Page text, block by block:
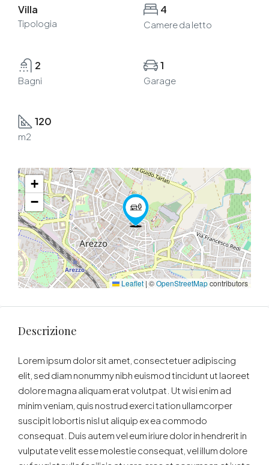
Villa
Tipologia
4
Camere da letto
2
Bagni
1
Garage
120
m2
+
−
Leaflet | ©OpenStreetMapcontributors
Descrizione
Lorem ipsum dolor sit amet, consectetuer adipiscing
elit, sed diam nonummy nibh euismod tincidunt ut laoreet
dolore magna aliquam erat volutpat. Ut wisi enim ad
minim veniam, quis nostrud exerci tation ullamcorper
suscipit lobortis nisl ut aliquip ex ea commodo
consequat. Duis autem vel eum iriure dolor in hendrerit in
vulputate velit esse molestie consequat, vel illum dolore